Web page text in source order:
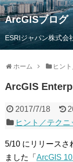
ArcGISブログ
ESRIジャパン株式会
ホーム ヒン
ArcGIS
2017/7/18
ヒント／テクニ
5/10 にリリースさ
ました「 ArcGIS